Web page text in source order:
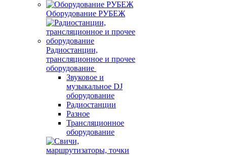
Оборудование РУБЕЖ
Радиостанции,
трансляционное и прочее
оборудование
Звуковое и
музыкальное DJ
оборудование
Радиостанции
Разное
Трансляционное
оборудование